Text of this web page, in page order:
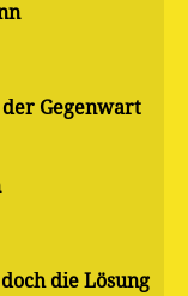
Gegenwart
die Lösung